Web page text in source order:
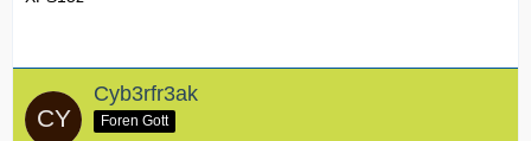
Cyb3rfr3ak
Foren Gott